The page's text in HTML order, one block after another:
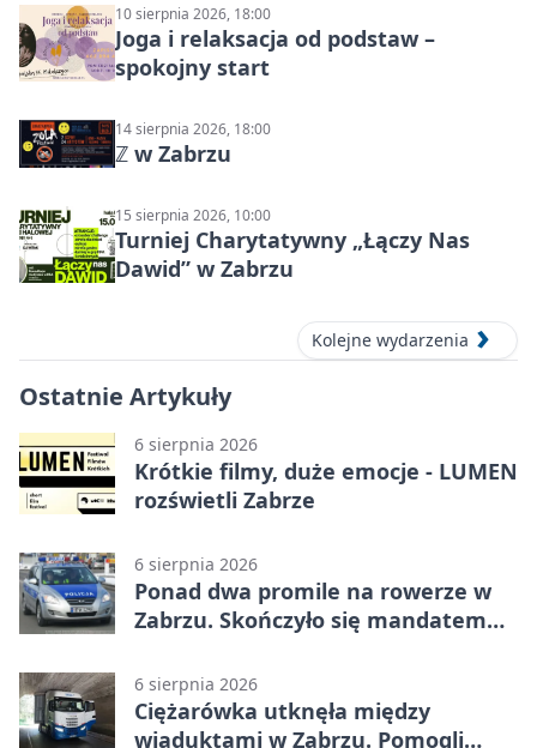
10 sierpnia 2026, 18:00
Joga i relaksacja od podstaw –
spokojny start
14 sierpnia 2026, 18:00
ℤ w Zabrzu
15 sierpnia 2026, 10:00
Turniej Charytatywny „Łączy Nas
Dawid” w Zabrzu
Kolejne wydarzenia
Ostatnie Artykuły
6 sierpnia 2026
Krótkie filmy, duże emocje - LUMEN
rozświetli Zabrze
6 sierpnia 2026
Ponad dwa promile na rowerze w
Zabrzu. Skończyło się mandatem
6 sierpnia 2026
Ciężarówka utknęła między
wiaduktami w Zabrzu. Pomogli